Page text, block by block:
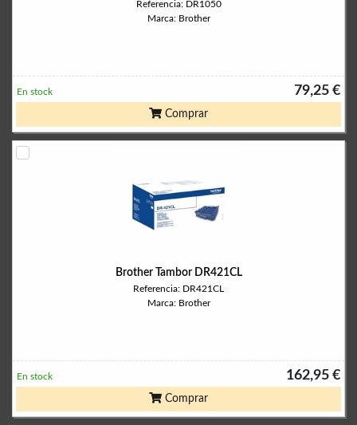
Referencia: DR1050
Marca: Brother
79,25 €
En stock
Comprar
Brother Tambor DR421CL
Referencia: DR421CL
Marca: Brother
162,95 €
En stock
Comprar